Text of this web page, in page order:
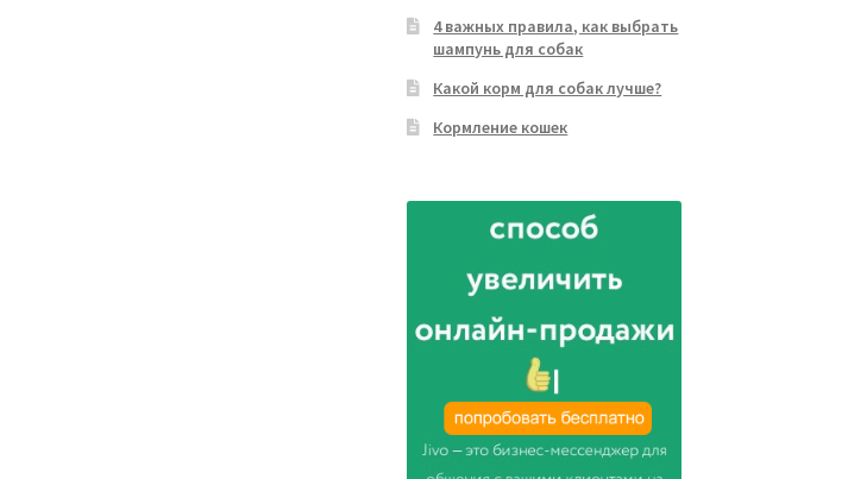
4 важных правила, как выбрать
шампунь для собак
Какой корм для собак лучше?
Кормление кошек